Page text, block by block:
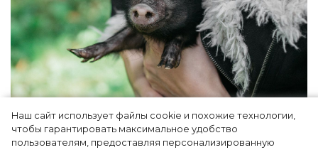
Наш сайт использует файлы cookie и похожие технологии,
чтобы гарантировать максимальное удобство
пользователям, предоставляя персонализированную